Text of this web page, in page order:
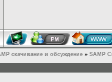
скачивание и обсуждение » SAMP